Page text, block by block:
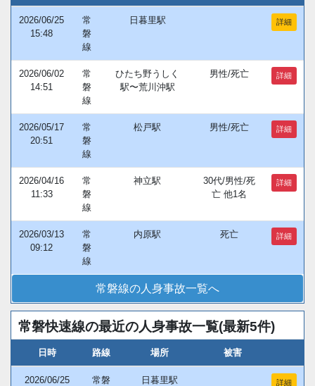
2026/06/25
15:48
常
磐
線
日暮里駅 詳細
2026/06/02
14:51
常
磐
線
ひたち野うしく
駅〜荒川沖駅
男性/死亡 詳細
2026/05/17
20:51
常
磐
線
松戸駅 男性/死亡 詳細
2026/04/16
11:33
常
磐
線
神立駅
30代/男性/死
亡 他1名
詳細
2026/03/13
09:12
常
磐
線
内原駅 死亡 詳細
常磐線の人身事故一覧へ
常磐快速線の最近の人身事故一覧(最新5件)
日時 路線 場所 被害
2026/06/25 常磐 日暮里駅 詳細